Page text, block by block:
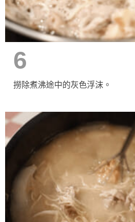
6
撈除煮沸途中的灰色浮沫。